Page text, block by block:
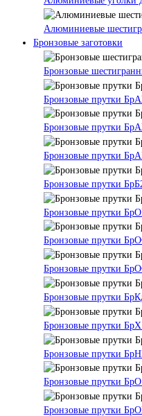
Алюминиевые
Бронзовые заготовки
Бронзовые
Бронзовые прутки
Бронзовые прутки
Бронзовые прутки
Бронзовые прутки
Бронзовые прутки
Бронзовые прутки
Бронзовые прутки
Бронзовые прутки
Бронзовые прутки
Бронзовые прутки
Бронзовые прутки
Бронзовые прутки